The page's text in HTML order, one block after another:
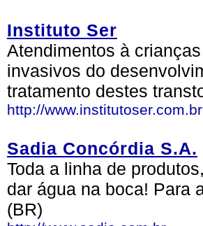
Instituto Ser
Atendimentos à
invasivos do
tratamento destes
http://www.institutoser.com.br
Sadia Concórdia S.A.
Toda a linha de
dar água na boca! Para
(BR)